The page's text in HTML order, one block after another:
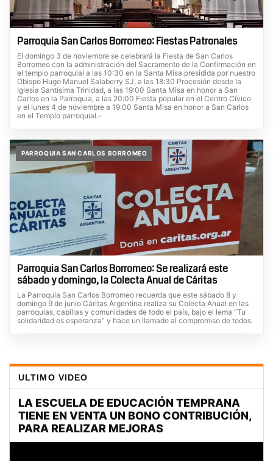
Parroquia San Carlos Borromeo: Fiestas Patronales
El domingo 3 de noviembre se celebrará la Fiesta de San Carlos
Borromeo con la administración del Sacramento de la Confirmación en
el templo parroquial a las 10:30 en la Santa Misa presidida por nuestro
Obispo Hugo Manuel Salaberry SJ, a las 18:30 Procesión desde la
Iglesia Santísima Trinidad, a las 19:00 Santa Misa en honor a San
Carlos en la Parroquia, a las 20:00 Fiesta popular en el Centro Cívico
y el lunes 4 de noviembre a 19:00 Santa Misa en honor a San Carlos
en el Templo parroquial.-
PARROQUIA SAN CARLOS BORROMEO
Parroquia San Carlos Borromeo: Se realizará este
sábado y domingo, la Colecta Anual de Cáritas
La Parroquia San Carlos Borromeo recuerda que este sábado 8 y
domingo 9 de junio Cáritas Argentina realiza su Colecta Anual en las
parroquias, capillas y comunidades de todo el país, bajo el lema “Tu
solidaridad es esperanza” y hace un llamado al compromiso de todos.
ULTIMO VIDEO